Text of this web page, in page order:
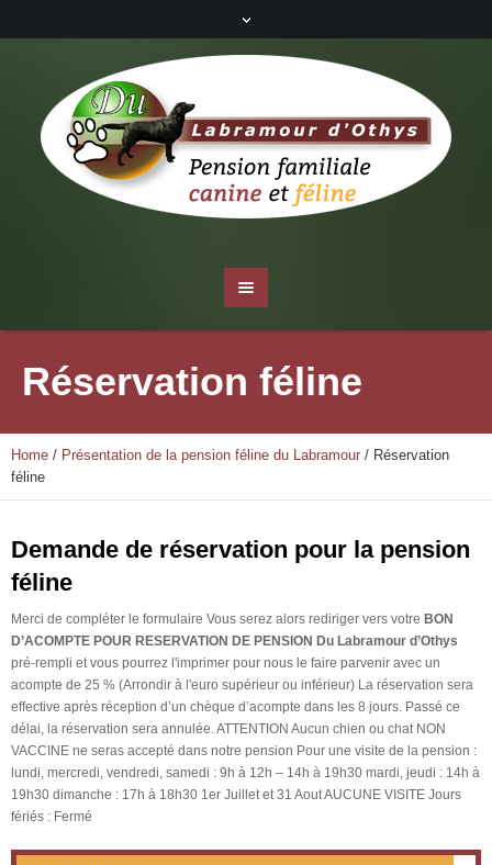
Réservation féline
Home / Présentation de la pension féline du Labramour / Réservation
féline
Demande de réservation pour la pension
féline
Merci de compléter le formulaire Vous serez alors rediriger vers votre BON
D’ACOMPTE POUR RESERVATION DE PENSION Du Labramour d’Othys
pré-rempli et vous pourrez l'imprimer pour nous le faire parvenir avec un
acompte de 25 % (Arrondir à l'euro supérieur ou inférieur) La réservation sera
effective après réception d’un chèque d’acompte dans les 8 jours. Passé ce
délai, la réservation sera annulée. ATTENTION Aucun chien ou chat NON
VACCINE ne seras accepté dans notre pension Pour une visite de la pension :
lundi, mercredi, vendredi, samedi : 9h à 12h – 14h à 19h30 mardi, jeudi : 14h à
19h30 dimanche : 17h à 18h30 1er Juillet et 31 Aout AUCUNE VISITE Jours
fériés : Fermé